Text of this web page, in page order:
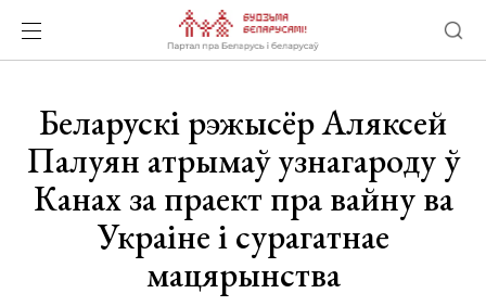
Беларускі рэжысёр Аляксей
Палуян атрымаў узнагароду ў
Канах за праект пра вайну ва
Украіне і сурагатнае
мацярынства